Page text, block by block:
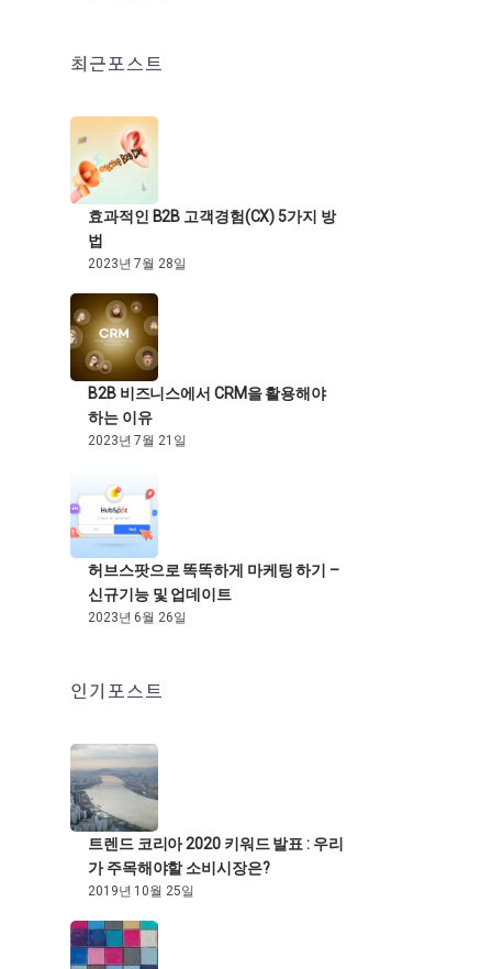
최근포스트
효과적인 B2B 고객경험(CX) 5가지 방
법
2023년 7월 28일
B2B 비즈니스에서 CRM을 활용해야
하는 이유
2023년 7월 21일
허브스팟으로 똑똑하게 마케팅 하기 –
신규기능 및 업데이트
2023년 6월 26일
인기포스트
트렌드 코리아 2020 키워드 발표 : 우리
가 주목해야할 소비시장은?
2019년 10월 25일